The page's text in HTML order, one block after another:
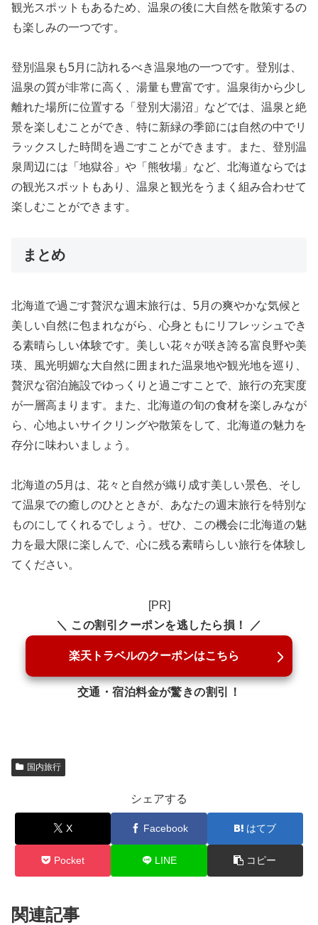
観光スポットもあるため、温泉の後に大自然を散策するの
も楽しみの一つです。
登別温泉も5月に訪れるべき温泉地の一つです。登別は、
温泉の質が非常に高く、湯量も豊富です。温泉街から少し
離れた場所に位置する「登別大湯沼」などでは、温泉と絶
景を楽しむことができ、特に新緑の季節には自然の中でリ
ラックスした時間を過ごすことができます。また、登別温
泉周辺には「地獄谷」や「熊牧場」など、北海道ならでは
の観光スポットもあり、温泉と観光をうまく組み合わせて
楽しむことができます。
まとめ
北海道で過ごす贅沢な週末旅行は、5月の爽やかな気候と
美しい自然に包まれながら、心身ともにリフレッシュでき
る素晴らしい体験です。美しい花々が咲き誇る富良野や美
瑛、風光明媚な大自然に囲まれた温泉地や観光地を巡り、
贅沢な宿泊施設でゆっくりと過ごすことで、旅行の充実度
が一層高まります。また、北海道の旬の食材を楽しみなが
ら、心地よいサイクリングや散策をして、北海道の魅力を
存分に味わいましょう。
北海道の5月は、花々と自然が織り成す美しい景色、そし
て温泉での癒しのひとときが、あなたの週末旅行を特別な
ものにしてくれるでしょう。ぜひ、この機会に北海道の魅
力を最大限に楽しんで、心に残る素晴らしい旅行を体験し
てください。
[PR]
＼ この割引クーポンを逃したら損！ ／
楽天トラベルのクーポンはこちら
交通・宿泊料金が驚きの割引！
国内旅行
シェアする
X Facebook はてブ
Pocket LINE コピー
関連記事